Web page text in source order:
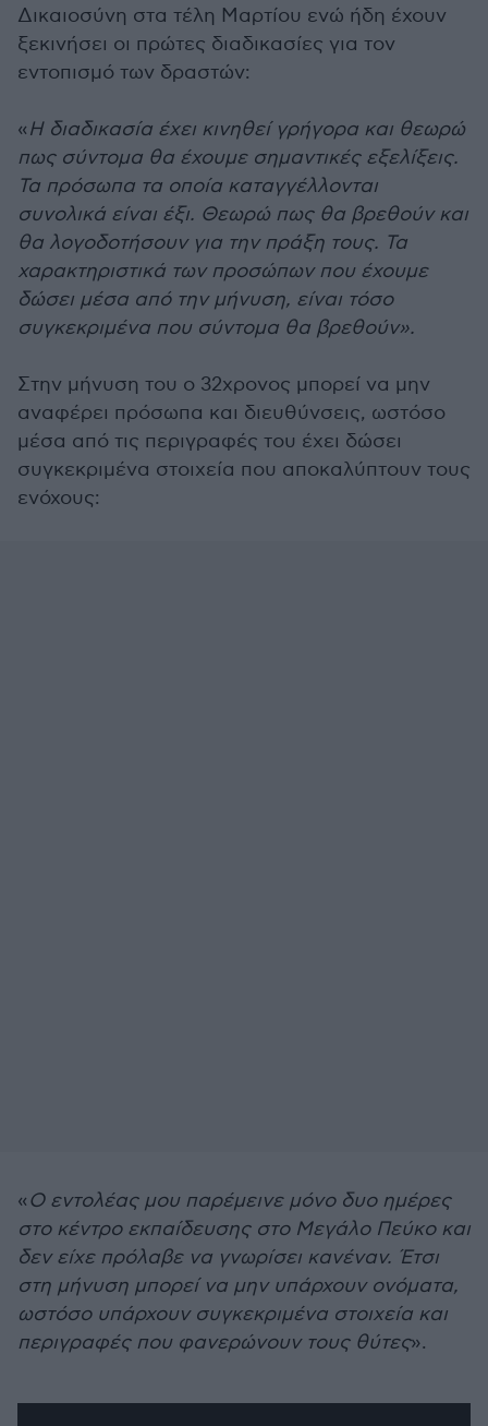
Δικαιοσύνη στα τέλη Μαρτίου ενώ ήδη έχουν
ξεκινήσει οι πρώτες διαδικασίες για τον
εντοπισμό των δραστών:
«Η διαδικασία έχει κινηθεί γρήγορα και θεωρώ
πως σύντομα θα έχουμε σημαντικές εξελίξεις.
Τα πρόσωπα τα οποία καταγγέλλονται
συνολικά είναι έξι. Θεωρώ πως θα βρεθούν και
θα λογοδοτήσουν για την πράξη τους. Τα
χαρακτηριστικά των προσώπων που έχουμε
δώσει μέσα από την μήνυση, είναι τόσο
συγκεκριμένα που σύντομα θα βρεθούν».
Στην μήνυση του ο 32χρονος μπορεί να μην
αναφέρει πρόσωπα και διευθύνσεις, ωστόσο
μέσα από τις περιγραφές του έχει δώσει
συγκεκριμένα στοιχεία που αποκαλύπτουν τους
ενόχους:
«Ο εντολέας μου παρέμεινε μόνο δυο ημέρες
στο κέντρο εκπαίδευσης στο Μεγάλο Πεύκο και
δεν είχε πρόλαβε να γνωρίσει κανέναν. Έτσι
στη μήνυση μπορεί να μην υπάρχουν ονόματα,
ωστόσο υπάρχουν συγκεκριμένα στοιχεία και
περιγραφές που φανερώνουν τους θύτες».